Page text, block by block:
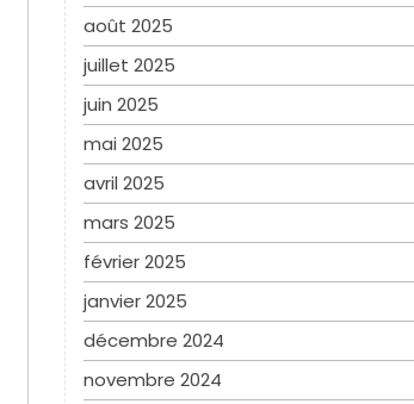
août 2025
juillet 2025
juin 2025
mai 2025
avril 2025
mars 2025
février 2025
janvier 2025
décembre 2024
novembre 2024